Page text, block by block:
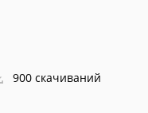
900 скачиваний